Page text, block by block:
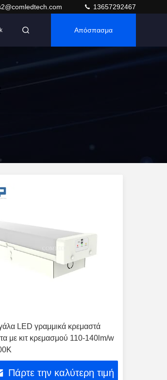
13657292467
Απόσπασμα
LED γραμμικά κρεμαστά
με κιτ κρεμασμού 110-140lm/w
Πάρτε την καλύτερη τιμή